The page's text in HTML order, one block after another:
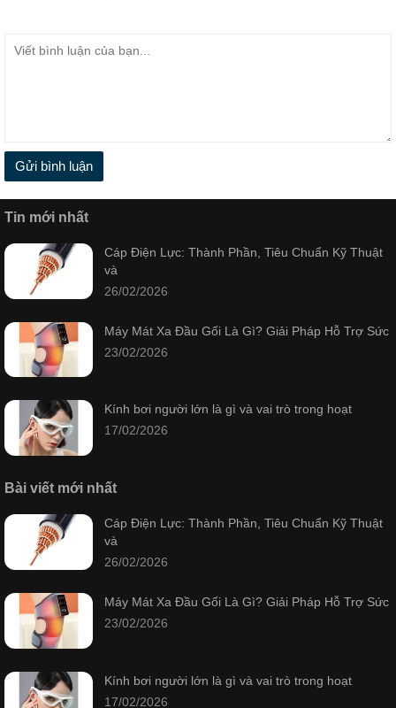
Gửi bình luận
Tin mới nhất
Cáp Điện Lực: Thành Phần, Tiêu Chuẩn Kỹ Thuật
và
26/02/2026
Máy Mát Xa Đầu Gối Là Gì? Giải Pháp Hỗ Trợ Sức
23/02/2026
Kính bơi người lớn là gì và vai trò trong hoạt
17/02/2026
Bài viết mới nhất
Cáp Điện Lực: Thành Phần, Tiêu Chuẩn Kỹ Thuật
và
26/02/2026
Máy Mát Xa Đầu Gối Là Gì? Giải Pháp Hỗ Trợ Sức
23/02/2026
Kính bơi người lớn là gì và vai trò trong hoạt
17/02/2026